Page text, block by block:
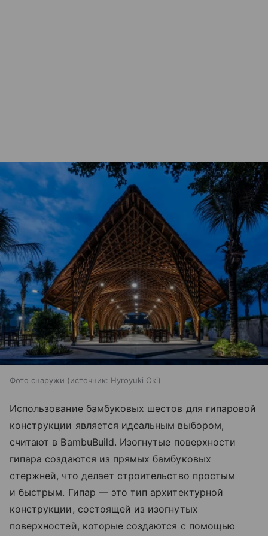
Фото снаружи источник: Hyroyuki Oki
Использование бамбуковых шестов для гипаровой
конструкции является идеальным выбором,
считают в BambuBuild. Изогнутые поверхности
гипара создаются из прямых бамбуковых
стержней, что делает строительство простым
и быстрым. Гипар — это тип архитектурной
конструкции, состоящей из изогнутых
поверхностей, которые создаются с помощью